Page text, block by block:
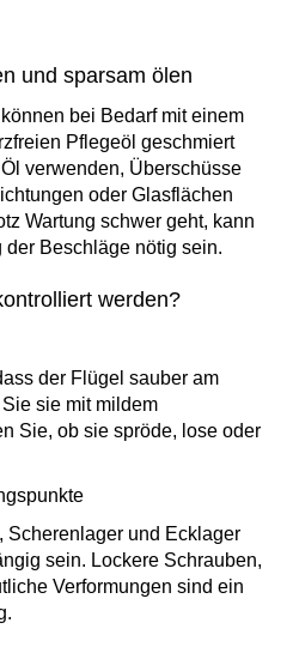
und sparsam ölen
bei Bedarf mit einem
Pflegeöl geschmiert
verwenden, Überschüsse
oder Glasflächen
Wartung schwer geht, kann
Beschläge nötig sein.
werden?
der Flügel sauber am
sie mit mildem
Sie, ob sie spröde, lose oder
Scherenlager und Ecklager
sein. Lockere Schrauben,
Verformungen sind ein